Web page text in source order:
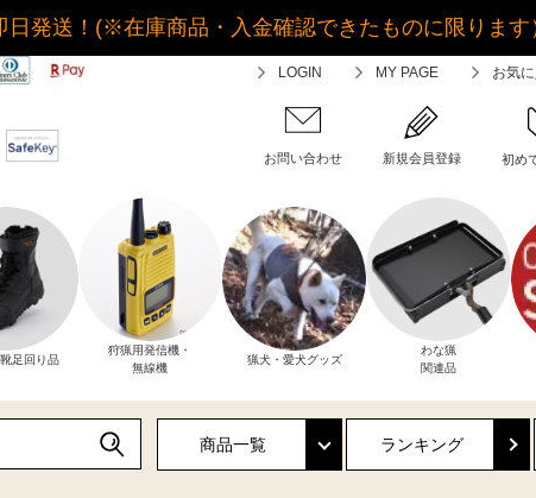
発送！(※在庫商品・入金確認できたものに限ります
LOGIN MY PAGE お気に
お問い合わせ 新規会員登録 初め
足回り品
狩猟用発信機・
無線機
猟犬・愛犬グッズ
わな猟
関連品
商品一覧 ランキング